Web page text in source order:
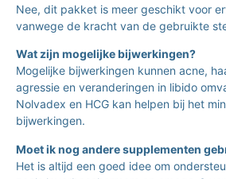
Nee, dit pakket is meer geschikt voor
vanwege de kracht van de gebruikte
Wat zijn mogelijke bijwerkingen?
Mogelijke bijwerkingen kunnen acne,
agressie en veranderingen in libido
Nolvadex en HCG kan helpen bij het
bijwerkingen.
Moet ik nog andere supplementen
Het is altijd een goed idee om